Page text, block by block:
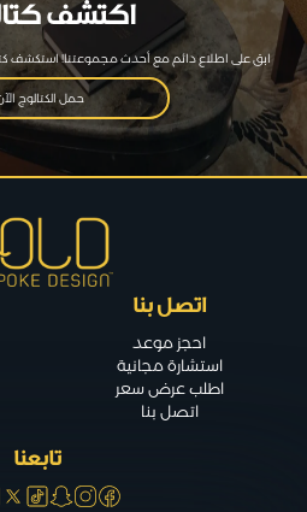
اكتشف
ابق على اطلاع دائم مع أحدث مجموعتنا! استكشف
حمل الكتالوج الآن !
اتصل بنا
احجز موعد
استشارة مجانية
اطلب عرض سعر
اتصل بنا
تابعنا